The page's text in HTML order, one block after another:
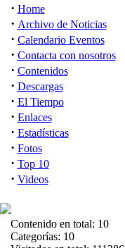
· Home
· Archivo de Noticias
· Calendario Eventos
· Contacta con nosotros
· Contenidos
· Descargas
· El Tiempo
· Enlaces
· Estadísticas
· Fotos
· Top 10
· Videos
Contenido en total: 10
Categorías: 10